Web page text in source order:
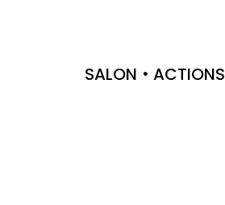
SALON ACTIONS